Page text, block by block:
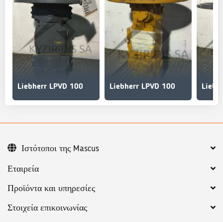
Liebherr LPVD 100 Liebherr LPVD 100
Εταιρεία
Προϊόντα και υπηρεσίες
Στοιχεία επικοινωνίας
Ιστότοποι της Mascus